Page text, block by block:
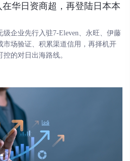
华日资商超，再登陆日本本
企业先行入驻7-Eleven、永旺、伊藤
市场验证、积累渠道信用，再择机开
的对日出海路线。